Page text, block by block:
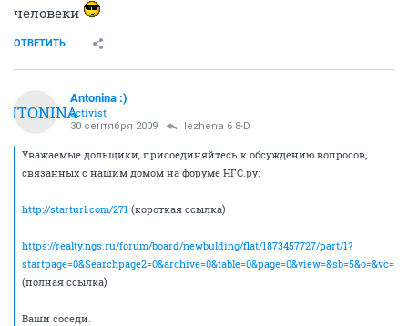
человеки
ОТВЕТИТЬ
Antonina :)
activist
30 сентября 2009 lezhena 6 8-D
Уважаемые дольщики, присоединяйтесь к обсуждению вопросов,
связанных с нашим домом на форуме НГС.ру:
http://starturl.com/271 (короткая ссылка)
https://realty.ngs.ru/forum/board/newbulding/flat/1873457727/part/1?
startpage=0&Searchpage2=0&archive=0&table=0&page=0&view=&sb=5&o=&vc=1
(полная ссылка)
Ваши соседи.